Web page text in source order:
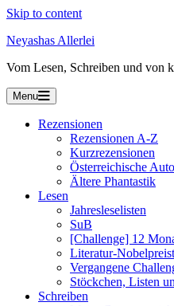
Skip to content
Neyashas Allerlei
Vom Lesen, Schreiben und von
Menu
Rezensionen
Rezensionen A-Z
Kurzrezensionen
Österreichische
Ältere Phantastik
Lesen
Jahresleselisten
SuB
[Challenge] 12
Literatur-
Vergangene
Stöckchen, Listen
Schreiben